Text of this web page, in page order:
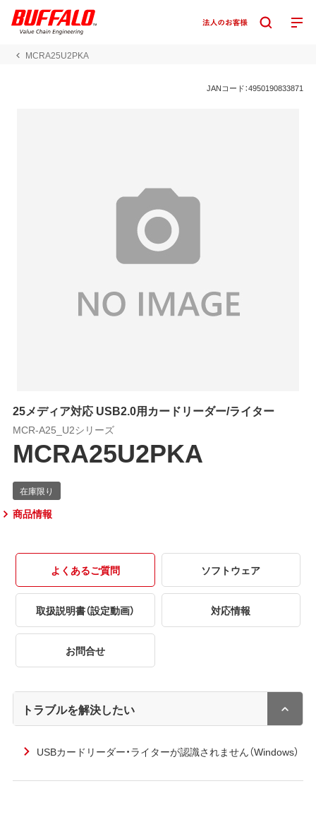
MCRA25U2PKA
JANコード：4950190833871
25メディア対応 USB2.0用カードリーダー/ライター
MCR-A25_U2シリーズ
MCRA25U2PKA
商品情報
よくあるご質問 ソフトウェア
取扱説明書（設定動画） 対応情報
お問合せ
トラブルを解決したい
USBカードリーダー・ライターが認識されません（Windows）